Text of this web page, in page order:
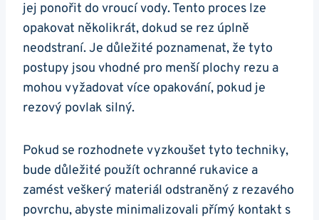
jej ponořit do vroucí vody. Tento proces lze
opakovat několikrát, dokud se rez úplně
neodstraní. Je důležité poznamenat, že tyto
postupy jsou vhodné pro menší plochy rezu a
mohou vyžadovat více opakování, pokud je
rezový povlak silný.
Pokud se rozhodnete vyzkoušet tyto techniky,
bude důležité použít ochranné rukavice a
zamést veškerý materiál odstraněný z rezavého
povrchu, abyste minimalizovali přímý kontakt s